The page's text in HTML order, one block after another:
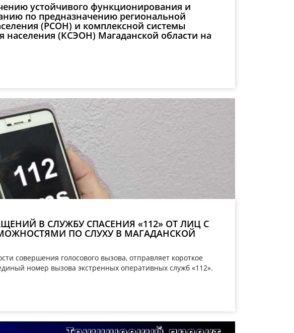
устойчивого функционирования и
по предназначению региональной
(РСОН) и комплексной системы
населения (КСЭОН) Магаданской области на
В СЛУЖБУ СПАСЕНИЯ «112» ОТ ЛИЦ С
ПО СЛУХУ В МАГАДАНСКОЙ
совершения голосового вызова, отправляет короткое
номер вызова экстренных оперативных служб «112».